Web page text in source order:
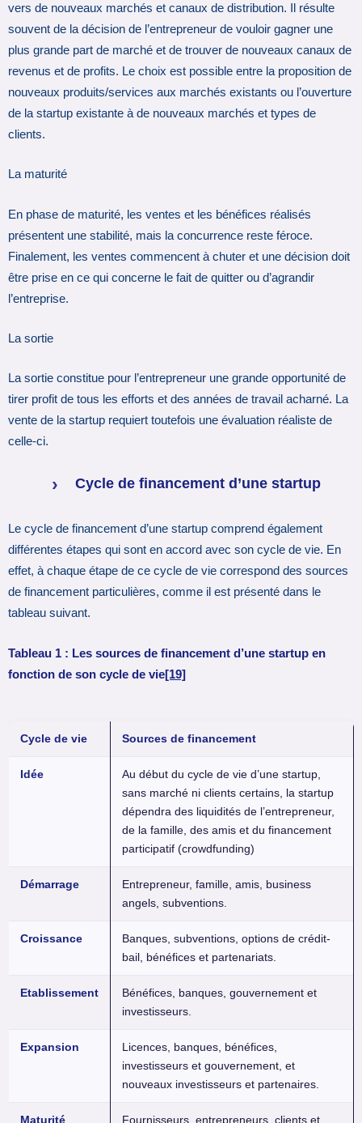
vers de nouveaux marchés et canaux de distribution. Il résulte
souvent de la décision de l’entrepreneur de vouloir gagner une
plus grande part de marché et de trouver de nouveaux canaux de
revenus et de profits. Le choix est possible entre la proposition de
nouveaux produits/services aux marchés existants ou l’ouverture
de la startup existante à de nouveaux marchés et types de
clients.
La maturité
En phase de maturité, les ventes et les bénéfices réalisés
présentent une stabilité, mais la concurrence reste féroce.
Finalement, les ventes commencent à chuter et une décision doit
être prise en ce qui concerne le fait de quitter ou d’agrandir
l’entreprise.
La sortie
La sortie constitue pour l’entrepreneur une grande opportunité de
tirer profit de tous les efforts et des années de travail acharné. La
vente de la startup requiert toutefois une évaluation réaliste de
celle-ci.
Cycle de financement d’une startup
Le cycle de financement d’une startup comprend également
différentes étapes qui sont en accord avec son cycle de vie. En
effet, à chaque étape de ce cycle de vie correspond des sources
de financement particulières, comme il est présenté dans le
tableau suivant.
Tableau 1 : Les sources de financement d’une startup en
fonction de son cycle de vie[19]
Cycle de vie Sources de financement
Idée
Au début du cycle de vie d’une startup,
sans marché ni clients certains, la startup
dépendra des liquidités de l’entrepreneur,
de la famille, des amis et du financement
participatif (crowdfunding)
Démarrage
Entrepreneur, famille, amis, business
angels, subventions.
Croissance
Banques, subventions, options de crédit-
bail, bénéfices et partenariats.
Etablissement
Bénéfices, banques, gouvernement et
investisseurs.
Expansion
Licences, banques, bénéfices,
investisseurs et gouvernement, et
nouveaux investisseurs et partenaires.
Maturité Fournisseurs, entrepreneurs, clients et